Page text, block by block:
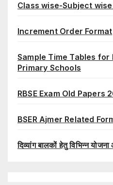
Class wise-Subject
Increment Order Format
Sample Time Tables for
Primary Schools
RBSE Exam Old Papers
BSER Ajmer Related
दिव्यांग बालकों हेतु विभिन्न